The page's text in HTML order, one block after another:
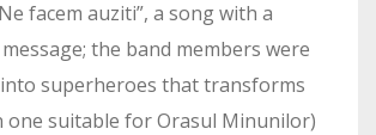
facem auziti”, a song with a
the band members were
superheroes that transforms
one suitable for Orasul Minunilor)